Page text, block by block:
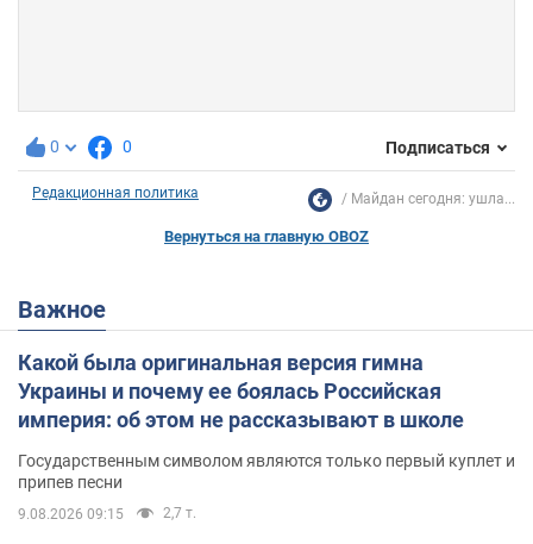
0 0 Подписаться
Редакционная политика Майдан сегодня: ушла...
Вернуться на главную OBOZ
Важное
Какой была оригинальная версия гимна
Украины и почему ее боялась Российская
империя: об этом не рассказывают в школе
Государственным символом являются только первый куплет и
припев песни
9.08.2026 09:15 2,7 т.